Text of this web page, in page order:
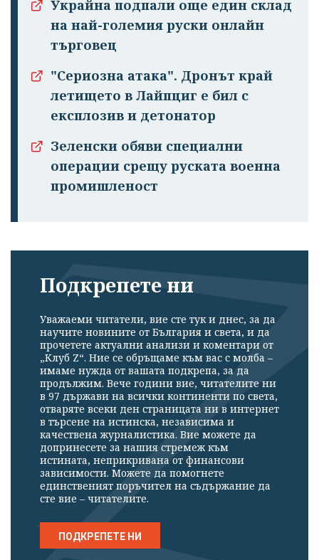
Успешно
излязохте от
Украйна подпали още един склад
на най-големия руски онлайн
търговец
"Сериозна атака". Дронът край
летището в Лайпциг е бил с
експлозив и детонатор
Зеленски обяви специални
операции срещу руската военна
промишленост
Подкрепете ни
Уважаеми читатели, вие сте тук и днес, за да
научите новините от България и света, и да
прочетете актуални анализи и коментари от
„Клуб Z“. Ние се обръщаме към вас с молба –
имаме нужда от вашата подкрепа, за да
продължим. Вече години вие, читателите ни
в 97 държави на всички континенти по света,
отваряте всеки ден страницата ни в интернет
в търсене на истинска, независима и
качествена журналистика. Вие можете да
допринесете за нашия стремеж към
истината, неприкривана от финансови
зависимости. Можете да помогнете
единственият поръчител на съдържание да
сте вие – читателите.
ПОДКРЕПЕТЕ НИ